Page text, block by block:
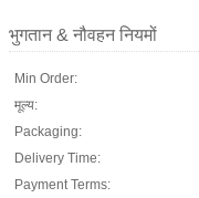
भुगतान & नौवहन नियमों
Min Order:
मूल्य:
Packaging:
Delivery Time:
Payment Terms: